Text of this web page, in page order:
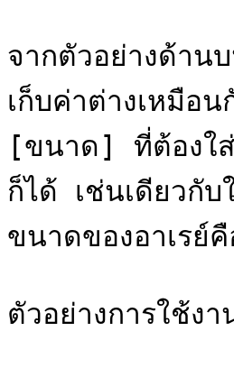
จากตัวอย่างด้าน
เก็บค่าต่างเหมือ
[ขนาด] ที่ต้องใส่
ก็ได้ เช่นเดียวกั
ขนาดของอาเรย์
ตัวอย่างการใช้งา